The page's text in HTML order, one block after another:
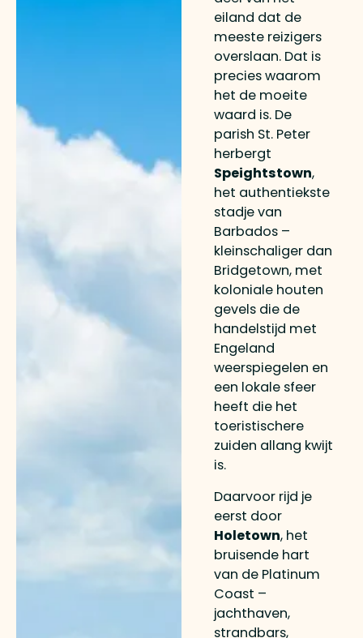
eiland dat de
meeste reizigers
overslaan. Dat is
precies waarom
het de moeite
waard is. De
parish St. Peter
herbergt
Speightstown,
het authentiekste
stadje van
Barbados –
kleinschaliger dan
Bridgetown, met
koloniale houten
gevels die de
handelstijd met
Engeland
weerspiegelen en
een lokale sfeer
heeft die het
toeristischere
zuiden allang kwijt
is.
Daarvoor rijd je
eerst door
Holetown, het
bruisende hart
van de Platinum
Coast –
jachthaven,
strandbars,